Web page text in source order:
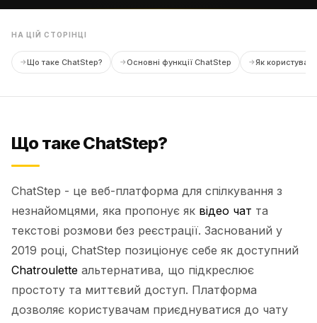
НА ЦІЙ СТОРІНЦІ
Що таке ChatStep? Основні функції ChatStep Як
Що таке ChatStep?
ChatStep - це веб-платформа для спілкування з
незнайомцями, яка пропонує як відео чат та
текстові розмови без реєстрації. Заснований у
2019 році, ChatStep позиціонує себе як доступний
Chatroulette альтернатива, що підкреслює
простоту та миттєвий доступ. Платформа
дозволяє користувачам приєднуватися до чату